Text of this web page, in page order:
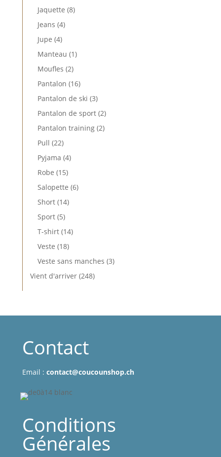
produits
Jaquette 88
Jeans 44
Jupe 44
produits
Manteau 11
Moufles 22
produits
Pantalon 1616
produits
Pantalon de ski 33
produits
Pantalon de sport 22
produits
Pantalon training 22
Pull 2222
produits
Pyjama 44
Robe 1515
produits
Salopette 66
Short 1414
Sport 55
produits
T-shirt 1414
Veste 1818
produits
Veste sans manches 33
Vient d'arriver 248248
Contact
Email : contact@coucounshop.ch
Conditions
Générales